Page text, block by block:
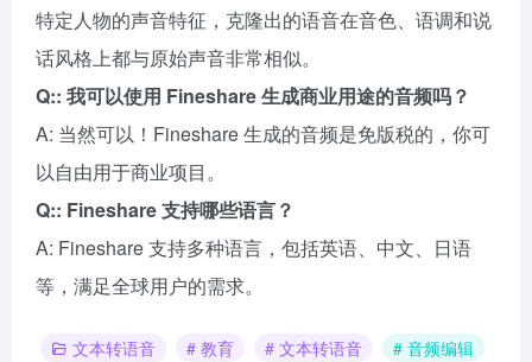
特定人物的声音特征，克隆出的语音在音色、语调和说
话风格上都与原始声音非常相似。
Q:: 我可以使用 Fineshare 生成商业用途的音频吗？
A: 当然可以！Fineshare 生成的音频是免版税的，你可
以自由用于商业项目。
Q:: Fineshare 支持哪些语言？
A: Fineshare 支持多种语言，包括英语、中文、日语
等，满足全球用户的需求。
文本转语音 # 教育 # 文本转语音 # 音频编辑